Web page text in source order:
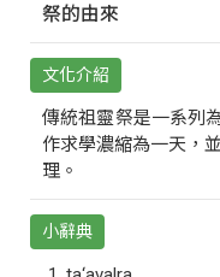
祭的由來
文化介紹
傳統祖靈祭是一系列
作求學濃縮為一天，
理。
小辭典